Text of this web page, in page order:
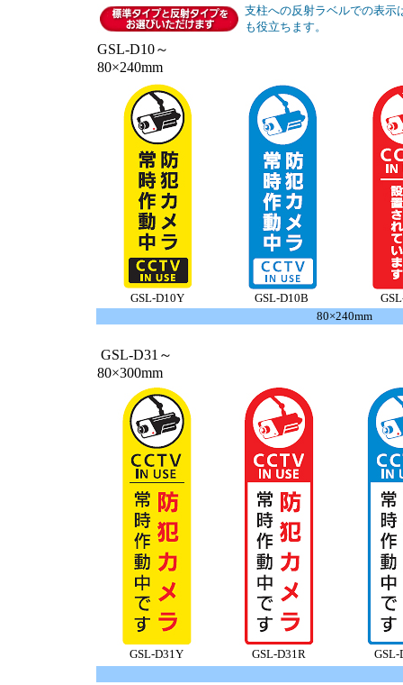
支柱への反射ラベルでの表示
も役立ちます。
GSL-D10～
80×240mm
GSL-D10Y GSL-D10B
80×240mm
GSL-D31～
80×300mm
GSL-D31Y GSL-D31R GSL-